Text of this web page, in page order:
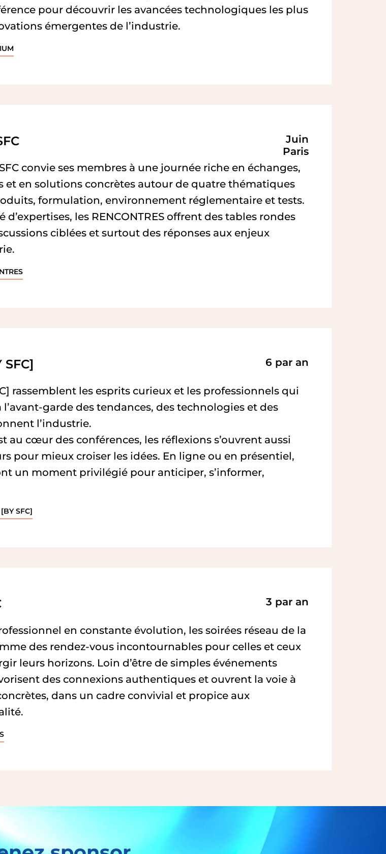
pour découvrir les avancées technologiques les plus
émergentes de l’industrie.
Juin
Paris
convie ses membres à une journée riche en échanges,
et en solutions concrètes autour de quatre thématiques
formulation, environnement réglementaire et tests.
les RENCONTRES offrent des tables rondes
ciblées et surtout des réponses aux enjeux
6 par an
SFC]
rassemblent les esprits curieux et les professionnels qui
garde des tendances, des technologies et des
l’industrie.
au cœur des conférences, les réflexions s’ouvrent aussi
pour mieux croiser les idées. En ligne ou en présentiel,
un moment privilégié pour anticiper, s’informer,
SFC]
3 par an
en constante évolution, les soirées réseau de la
des rendez-vous incontournables pour celles et ceux
leurs horizons. Loin d’être de simples événements
des connexions authentiques et ouvrent la voie à
dans un cadre convivial et propice aux